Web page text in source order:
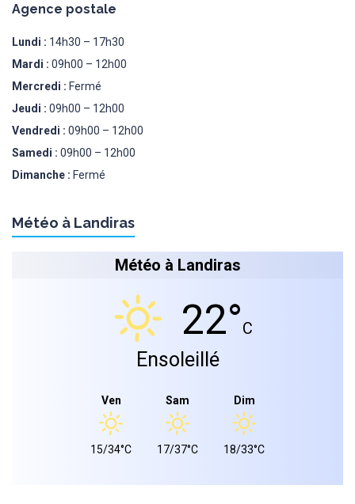
Agence postale
Lundi : 14h30 – 17h30
Mardi : 09h00 – 12h00
Mercredi : Fermé
Jeudi : 09h00 – 12h00
Vendredi : 09h00 – 12h00
Samedi : 09h00 – 12h00
Dimanche : Fermé
Météo à Landiras
Météo à Landiras
22°C
Ensoleillé
Ven
15/34°C
Sam
17/37°C
Dim
18/33°C